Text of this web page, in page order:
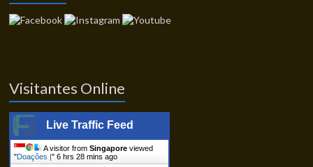
Visitantes Online
Live Traffic Feed
A visitor fromSingapore viewed
"Doações |"6 hrs 28 mins ago